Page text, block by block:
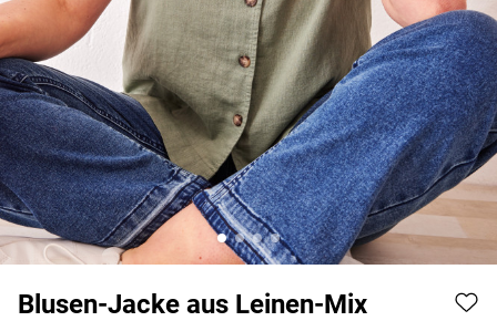
Blusen-Jacke aus Leinen-Mix